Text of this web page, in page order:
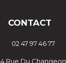
CONTACT
02 47 97 46 77
4 Rue Du Changeon